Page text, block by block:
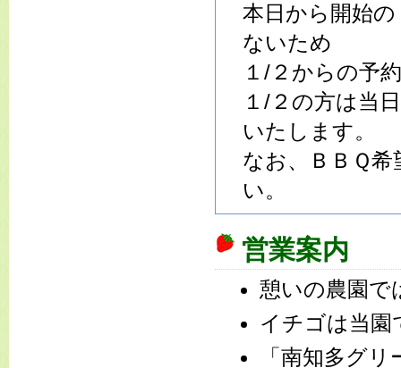
本日から開始
ないため
１/２からの予
１/２の方は当
いたします。
なお、ＢＢＱ
い。
営業案内
憩いの農園で
イチゴは当園
「南知多グ